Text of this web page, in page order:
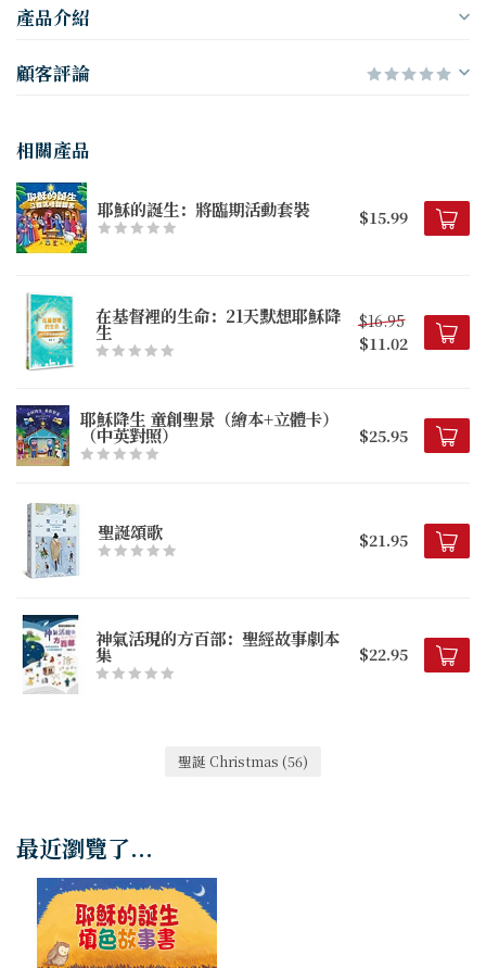
產品介紹
顧客評論
相關產品
耶穌的誕生：將臨期活動套裝 $15.99
在基督裡的生命：21天默想耶穌降
生
$16.95
$11.02
耶穌降生 童創聖景（繪本+立體卡）
（中英對照） $25.95
聖誕頌歌 $21.95
神氣活現的方百部：聖經故事劇本
集 $22.95
聖誕 Christmas (56)
最近瀏覽了...